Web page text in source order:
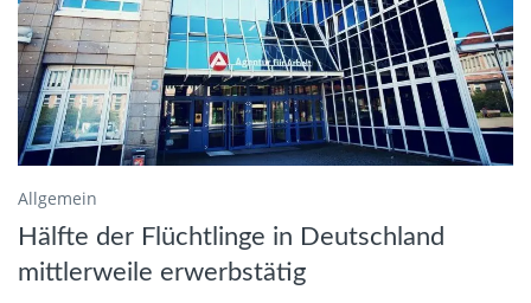
Allgemein
Hälfte der Flüchtlinge in Deutschland
mittlerweile erwerbstätig